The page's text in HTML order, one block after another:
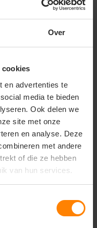
Over
cookies
en advertenties te
media te bieden
Ook delen we
site met onze
en analyse. Deze
met andere
of die ze hebben
van hun services.
materialen die
waardoor de
werkomgeving.
industrie
transport
no-nonsense
op duurzame